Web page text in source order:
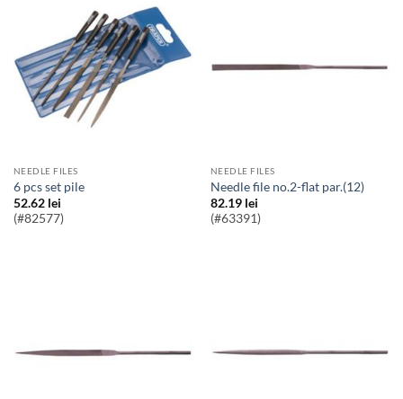
NEEDLE FILES
6 pcs set pile
52.62 lei
(#82577)
NEEDLE FILES
needle file no.2-flat par.(12)
82.19 lei
(#63391)